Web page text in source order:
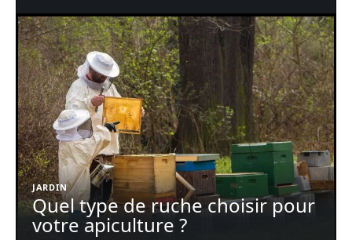
JARDIN
Quel type de ruche choisir pour
votre apiculture ?